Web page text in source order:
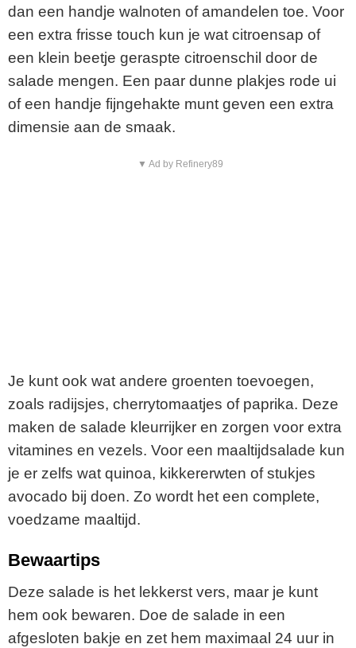
dan een handje walnoten of amandelen toe. Voor
een extra frisse touch kun je wat citroensap of
een klein beetje geraspte citroenschil door de
salade mengen. Een paar dunne plakjes rode ui
of een handje fijngehakte munt geven een extra
dimensie aan de smaak.
▼ Ad by Refinery89
Je kunt ook wat andere groenten toevoegen,
zoals radijsjes, cherrytomaatjes of paprika. Deze
maken de salade kleurrijker en zorgen voor extra
vitamines en vezels. Voor een maaltijdsalade kun
je er zelfs wat quinoa, kikkererwten of stukjes
avocado bij doen. Zo wordt het een complete,
voedzame maaltijd.
Bewaartips
Deze salade is het lekkerst vers, maar je kunt
hem ook bewaren. Doe de salade in een
afgesloten bakje en zet hem maximaal 24 uur in